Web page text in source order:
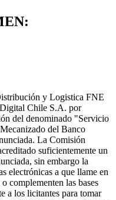
y Logistica FNE
Chile S.A. por
del denominado "Servicio
del Banco
La Comisión
suficientemente un
sin embargo la
electrónicas a que llame en
complementen las bases
a los licitantes para tomar